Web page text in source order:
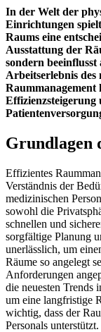
In der Welt der
Einrichtungen
Raums eine
Ausstattung der
sondern
Arbeitserlebnis des
Effizienzsteigerung
Grundlagen
Effizientes
Verständnis der
medizinischen
sowohl die
schnellen und
sorgfältige Planung
unerlässlich, um
Räume so angelegt
Anforderungen
die neuesten Trends
um eine langfristige
wichtig, dass der
Personals unterstützt.